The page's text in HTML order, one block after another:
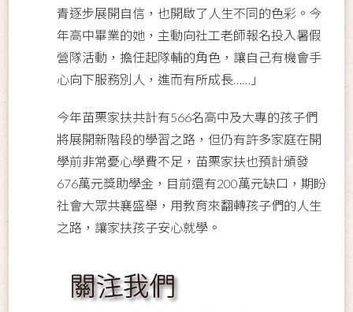
青逐步展開自信，也開啟了人生不同的色彩。今
年高中畢業的她，主動向社工老師報名投入暑假
營隊活動，擔任起隊輔的角色，讓自己有機會手
心向下服務別人，進而有所成長……」
今年苗栗家扶共計有566名高中及大專的孩子們
將展開新階段的學習之路，但仍有許多家庭在開
學前非常憂心學費不足，苗栗家扶也預計頒發
676萬元獎助學金，目前還有200萬元缺口，期盼
社會大眾共襄盛舉，用教育來翻轉孩子們的人生
之路，讓家扶孩子安心就學。